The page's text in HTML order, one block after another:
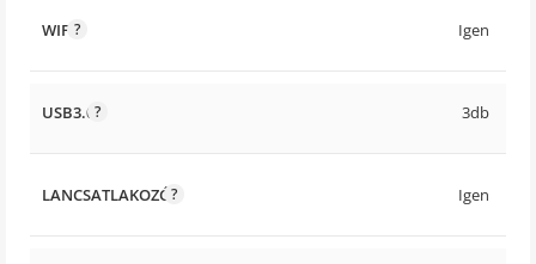
WIFI Igen
USB3.0 3db
LANCSATLAKOZÓ Igen